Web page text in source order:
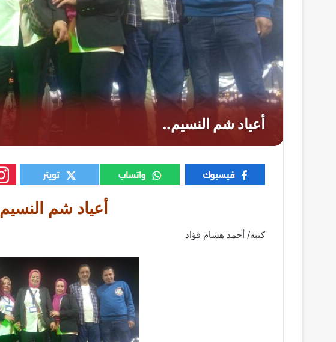
أعياد شم
كتبه/ أحمد هشام فؤاد